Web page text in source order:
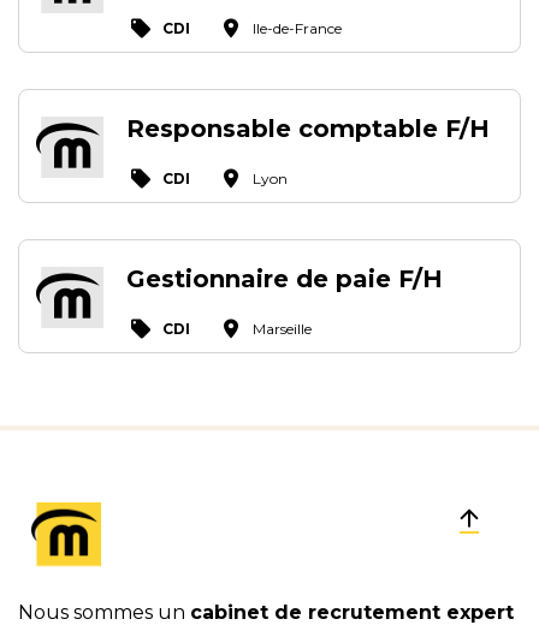
CDI Ile-de-France
Responsable comptable F/H
CDI Lyon
Gestionnaire de paie F/H
CDI Marseille
Nous sommes un cabinet de recrutement expert